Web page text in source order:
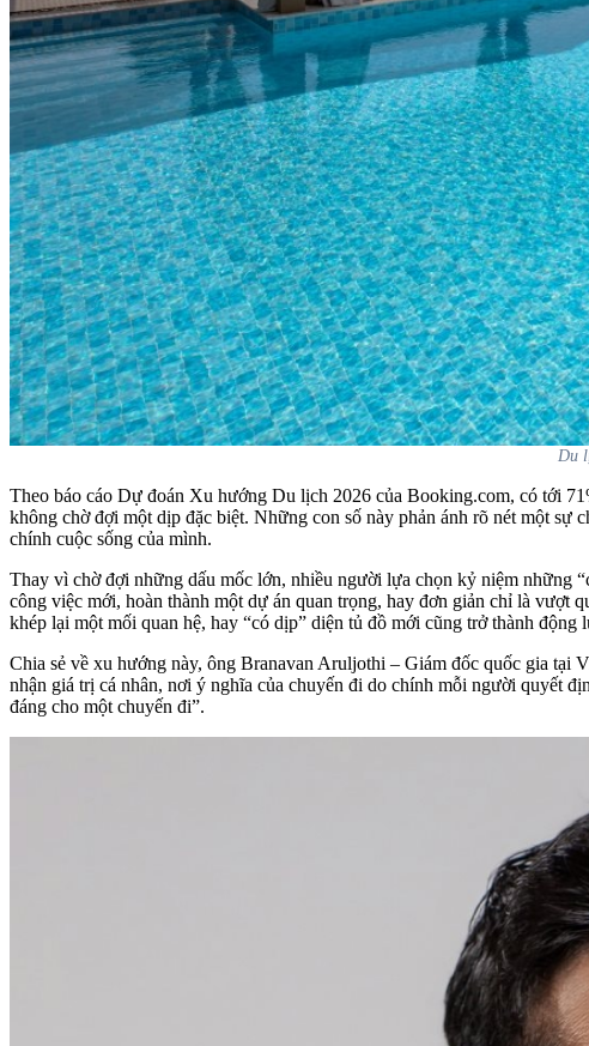
Du
Theo báo cáo Dự đoán Xu hướng Du lịch 2026 của Booking.com, có tới
không chờ đợi một dịp đặc biệt. Những con số này phản ánh rõ nét một
chính cuộc sống của mình.
Thay vì chờ đợi những dấu mốc lớn, nhiều người lựa chọn kỷ niệm những
công việc mới, hoàn thành một dự án quan trọng, hay đơn giản chỉ là vượt
khép lại một mối quan hệ, hay “có dịp” diện tủ đồ mới cũng trở thành động
Chia sẻ về xu hướng này, ông Branavan Aruljothi – Giám đốc quốc gia tại
nhận giá trị cá nhân, nơi ý nghĩa của chuyến đi do chính mỗi người quyết
đáng cho một chuyến đi”.